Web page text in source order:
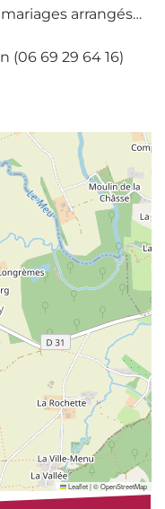
arrangés…
(06 69 29 64 16)
Leaflet|©OpenStreetMap